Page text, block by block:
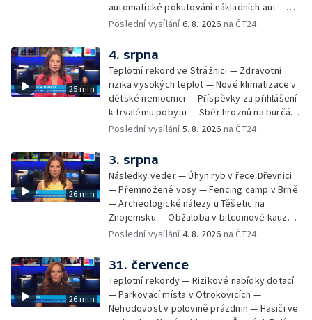
automatické pokutování nákladních aut —
Demolice vyhořelé budovy ve Zlíně — Případ
stadionu na Vyškovsku — Výstraha před
bouřkami — Brno hostí Mezinárodní kytarový
festival — Očkování po kousnutí netopýrem
Poslední vysílání6. 8. 2026 na ČT24
25 min
4. srpna
Teplotní rekord ve Strážnici — Zdravotní
rizika vysokých teplot — Nové klimatizace v
dětské nemocnici — Příspěvky za přihlášení
k trvalému pobytu — Sběr hroznů na burčák
— Dokončení oprav vedení — Skončil termín
vody v obcích — Vyschlá koryta potoků —
Sdílení strážníků na Brněnsku
Poslední vysílání5. 8. 2026 na ČT24
26 min
3. srpna
Následky veder — Úhyn ryb v řece Dřevnici
— Přemnožené vosy — Fencing camp v Brně
— Archeologické nálezy u Těšetic na
Znojemsku — Obžaloba v bitcoinové kauze
— Přestavba silnice přes Bzenec na
Zašové — Letní opravy divadel — Český hlas
ve vesmíru
Poslední vysílání4. 8. 2026 na ČT24
26 min
31. července
Teplotní rekordy — Rizikové nabídky dotací
— Parkovací místa v Otrokovicích —
Nehodovost v polovině prázdnin — Hasiči ve